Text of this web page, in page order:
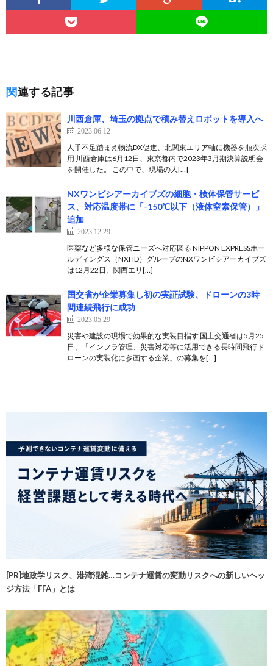
関連する記事
川西倉庫、埼玉の拠点で積み替えロボットを導入へ
2023.06.12
人手不足踏まえ物流DX促進、北関東エリア軸に機器を順次採
用 川西倉庫は6月12日、東京都内で2023年3月期決算説明会
を開催した。 この中で、現場の人[…]
NXワンビシアーカイブズの細胞・検体保管サービ
ス、対応温度帯に「-150℃以下（液体窒素保管）」
追加
2023.12.29
医薬など多様な保管ニーズへ対応図る NIPPON EXPRESSホー
ルディングス（NXHD）グループのNXワンビシアーカイブズ
は12月22日、関西エリ[…]
国交省が企業募集し初の実証試験、ドローンの3時
間連続飛行に成功
2023.05.29
災害や建設の現場で効果的な実装目指す 国土交通省は5月25
日、「インフラ管理、災害対応等に活用できる長時間飛行ド
ローンの実装化に参画する企業」の募集を[…]
[PR]地政学リスク、港湾混雑…コンテナ運賃の変動リスクへの新しいヘッ
ジ方法「FFA」とは